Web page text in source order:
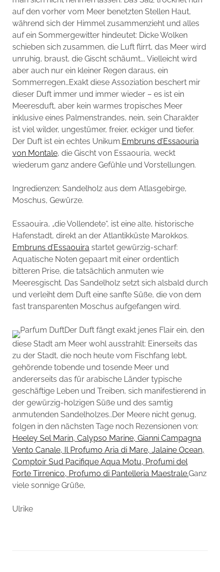
auf den vorher vom Meer benetzten Stellen Haut,
während sich der Himmel zusammenzieht und alles
auf ein Sommergewitter hindeutet: Dicke Wolken
schieben sich zusammen, die Luft flirrt, das Meer wird
unruhig, braust, die Gischt schäumt…. Vielleicht wird
aber auch nur ein kleiner Regen daraus, ein
Sommerregen…Exakt diese Assoziation beschert mir
dieser Duft immer und immer wieder – es ist ein
Meeresduft, aber kein warmes tropisches Meer
inklusive eines Palmenstrandes, nein, sein Charakter
ist viel wilder, ungestümer, freier, eckiger und tiefer.
Der Duft ist ein echtes Unikum.Embruns d’Essaouria
von Montale, die Gischt von Essaouria, weckt
wiederum ganz andere Gefühle und Vorstellungen.
Ingredienzen: Sandelholz aus dem Atlasgebirge,
Moschus, Gewürze.
Essaouira, „die Vollendete“, ist eine alte, historische
Hafenstadt, direkt an der Atlantikküste Marokkos.
Embruns d’Essaouira startet gewürzig-scharf:
Aquatische Noten gepaart mit einer ordentlich
bitteren Prise, die tatsächlich anmuten wie
Meeresgischt. Das Sandelholz setzt sich alsbald durch
und verleiht dem Duft eine sanfte Süße, die von dem
fast transparenten Moschus aufgefangen wird.
Der Duft fängt exakt jenes Flair ein, den
diese Stadt am Meer wohl ausstrahlt: Einerseits das
zu der Stadt, die noch heute vom Fischfang lebt,
gehörende tobende und tosende Meer und
andererseits das für arabische Länder typische
geschäftige Leben und Treiben, sich manifestierend in
der gewürzig-holzigen Süße und des samtig
anmutenden Sandelholzes..Der Meere nicht genug,
folgen in den nächsten Tage noch Rezensionen von:
Heeley Sel Marin, Calypso Marine, Gianni Campagna
Vento Canale, Il Profumo Aria di Mare, Jalaine Ocean,
Comptoir Sud Pacifique Aqua Motu, Profumi del
Forte Tirrenico, Profumo di Pantelleria Maestrale.Ganz
viele sonnige Grüße,
Ulrike